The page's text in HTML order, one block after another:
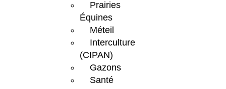
Prairies
Équines
Méteil
Interculture
(CIPAN)
Gazons
Santé